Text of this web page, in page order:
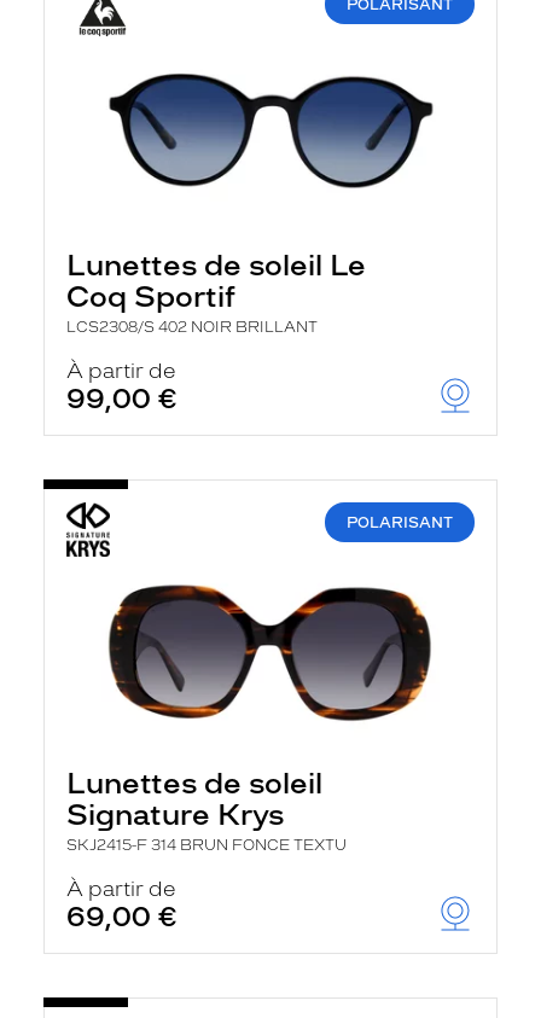
POLARISANT
Lunettes de soleil Le
Coq Sportif
LCS2308/S 402 NOIR BRILLANT
À partir de
99,00 €
POLARISANT
Lunettes de soleil
Signature Krys
SKJ2415-F 314 BRUN FONCE TEXTU
À partir de
69,00 €